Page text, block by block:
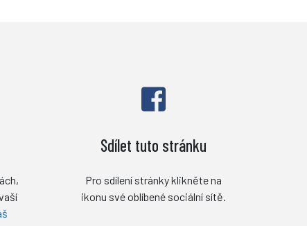
Sdílet tuto stránku
Pro sdílení stránky klikněte na
ikonu své oblíbené sociální sítě.